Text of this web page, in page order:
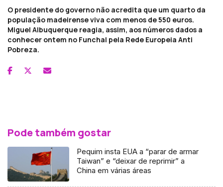
O presidente do governo não acredita que um quarto da
população madeirense viva com menos de 550 euros.
Miguel Albuquerque reagia, assim, aos números dados a
conhecer ontem no Funchal pela Rede Europeia Anti
Pobreza.
Pode também gostar
Pequim insta EUA a “parar de armar
Taiwan” e “deixar de reprimir” a
China em várias áreas